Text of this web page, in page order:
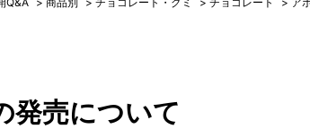
発売について